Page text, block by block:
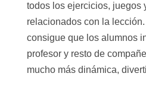
todos los ejercicios, juegos
relacionados con la
consigue que los alumnos
profesor y resto de
mucho más dinámica,